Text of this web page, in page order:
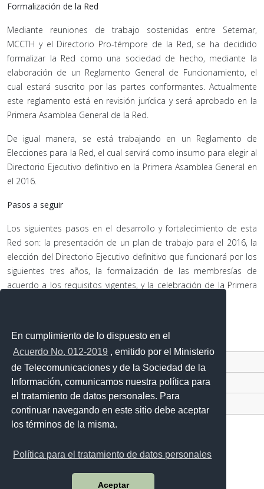
En cumplimiento de lo dispuesto en el
Acuerdo No. 012-2019 , emitido por el Ministerio
de Telecomunicaciones y de la Sociedad de la
Información, comunicamos nuestra política para
el tratamiento de datos personales. Para
continuar navegando en este sitio debe aceptar
los términos de la misma.
Política para el tratamiento de datos personales
Aceptar
Formalización de la Red
Mediante reuniones de trabajo sostenidas entre Setemar,
MCCTH y el Directorio Pro-témpore de la Red, se ha decidido
formalizar la Red como una sociedad de hecho, mediante la
elaboración de un Reglamento General de Funcionamiento, el
cual estará suscrito por las partes conformantes. Actualmente
este reglamento está en revisión jurídica y será aprobado en la
Primera Asamblea General de la Red.
De igual manera, se está trabajando en un Reglamento de
Elecciones para la Red, el cual servirá como insumo para elegir al
Directorio Ejecutivo definitivo en la Primera Asamblea General en
el 2016.
Pasos a seguir
Los siguientes pasos en el desarrollo y fortalecimiento de esta
Red son: la presentación de un plan de trabajo para el 2016, la
elección del Directorio Ejecutivo definitivo que funcionará por los
siguientes tres años, la formalización de las membresías de
acuerdo a los requisitos vigentes, y la celebración de la Primera
Contacto Ciudadano Digital
Portal Trámites Ciudadanos
Sistema Nacional de Información (SNI)
Código postal: 090205 / Guayaquil - Ecuador